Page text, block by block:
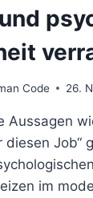
Code 26.
Aussagen
diesen Job“
im